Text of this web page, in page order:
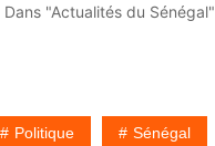
Dans "Actualités du Sénégal"
Politique Sénégal